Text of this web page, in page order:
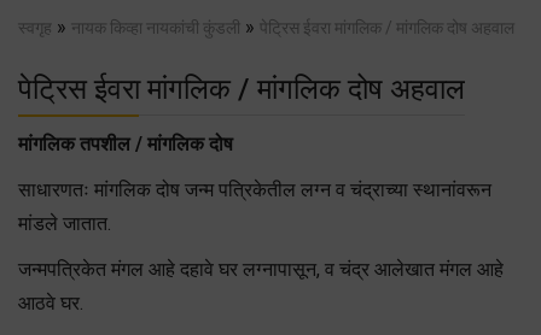
स्वगृह » नायक किव्हा नायकांची कुंडली » पेट्रिस ईवरा मांगलिक / मांगलिक दोष अहवाल
पेट्रिस ईवरा मांगलिक / मांगलिक दोष अहवाल
मांगलिक तपशील / मांगलिक दोष
साधारणतः मांगलिक दोष जन्म पत्रिकेतील लग्न व चंद्राच्या स्थानांवरून
मांडले जातात.
जन्मपत्रिकेत मंगल आहे दहावे घर लग्नापासून, व चंद्र आलेखात मंगल आहे
आठवे घर.